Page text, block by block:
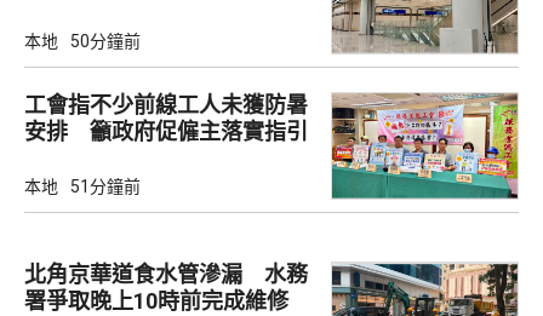
本地 50分鐘前
工會指不少前線工人未獲防暑
安排 籲政府促僱主落實指引
本地 51分鐘前
北角京華道食水管滲漏 水務
署爭取晚上10時前完成維修